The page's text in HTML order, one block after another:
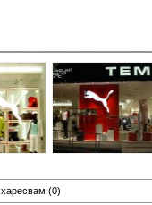
харесвам (0)